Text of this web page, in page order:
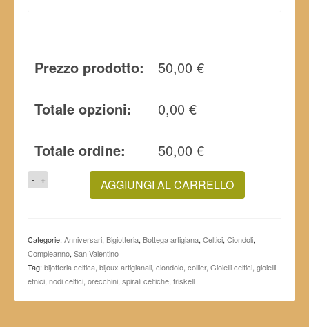
Prezzo prodotto: 50,00 €
Totale opzioni: 0,00 €
Totale ordine: 50,00 €
GIOIELLI
CELTICI
tra
le
stelle”
quantità
AGGIUNGI AL CARRELLO
Categorie: Anniversari, Bigiotteria, Bottega artigiana, Celtici, Ciondoli,
Compleanno, San Valentino
Tag: bijotteria celtica, bijoux artigianali, ciondolo, collier, Gioielli celtici, gioielli
etnici, nodi celtici, orecchini, spirali celtiche, triskell